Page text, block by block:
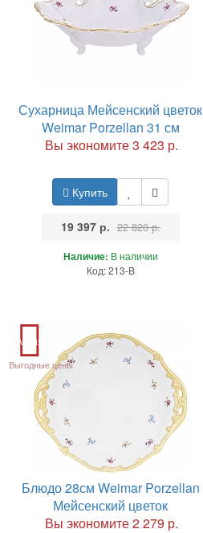
Сухарница Мейсенский цветок
Weimar Porzellan 31 см
Вы экономите 3 423 р.
Купить
19 397 р. 22 820 р.
Наличие: В наличии
Код: 213-B
Акция
Выгодные цены
Блюдо 28см Weimar Porzellan
Мейсенский цветок
Вы экономите 2 279 р.